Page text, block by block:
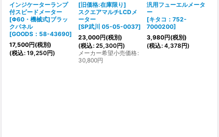
インジケーターランプ
付スピードメーター
[Φ60・機械式]ブラッ
クパネル
[GOODS：58-43690]
17,500円(税別)
(税込: 19,250円)
[旧価格:在庫限り]
スクエアマルチLCDメ
ーター
[SP武川 05-05-0037]
23,000円(税別)
(税込: 25,300円)
メーカー希望小売価格:
30,800円
汎用フューエルメータ
ー
[キタコ：752-
7000200]
3,980円(税別)
(税込: 4,378円)